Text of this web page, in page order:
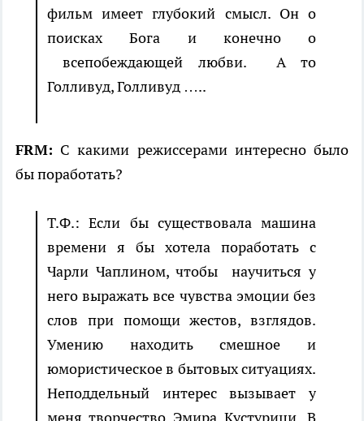
фильм имеет глубокий смысл. Он о
поисках Бога и конечно о
всепобеждающей любви. А то
Голливуд, Голливуд …..
FRM: С какими режиссерами интересно было
бы поработать?
Т.Ф.: Если бы существовала машина
времени я бы хотела поработать с
Чарли Чаплином, чтобы научиться у
него выражать все чувства эмоции без
слов при помощи жестов, взглядов.
Умению находить смешное и
юмористическое в бытовых ситуациях.
Неподдельный интерес вызывает у